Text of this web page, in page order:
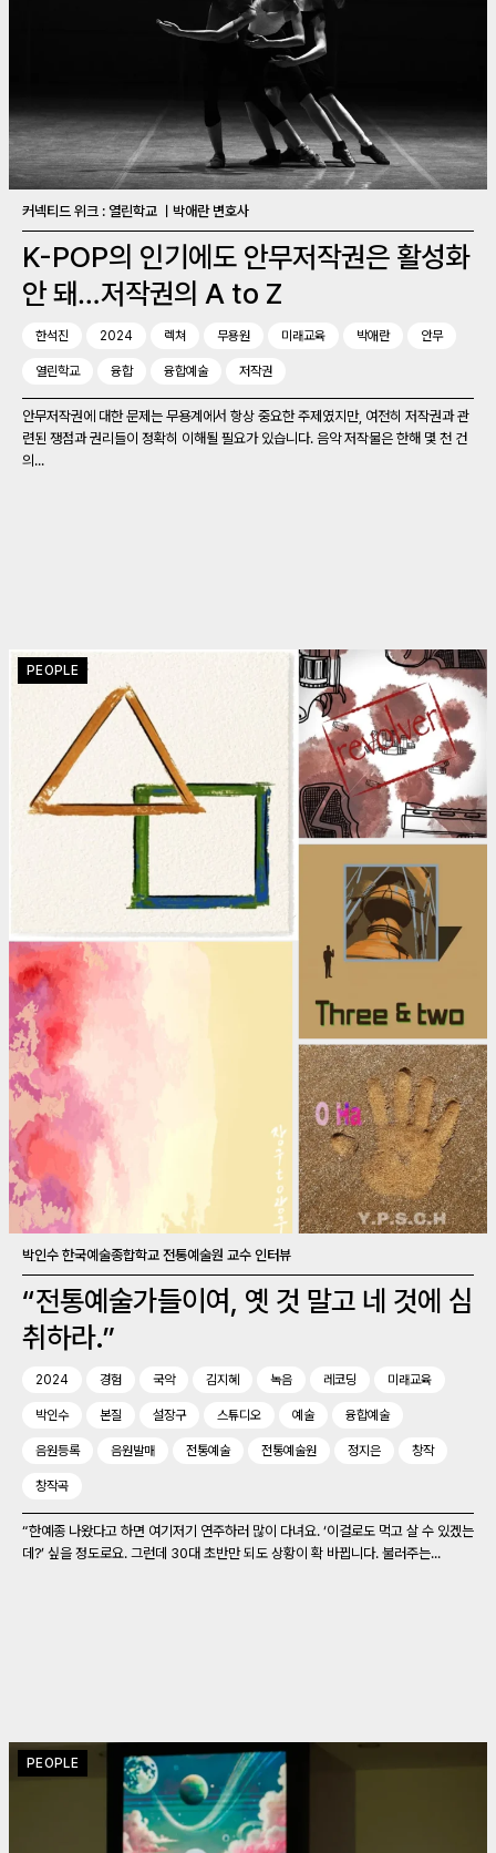
커넥티드 위크 : 열린학교 ㅣ박애란 변호사
K-POP의 인기에도 안무저작권은 활성화
안 돼…저작권의 A to Z
한석진 2024 렉쳐 무용원 미래교육 박애란 안무
열린학교 융합 융합예술 저작권
안무저작권에 대한 문제는 무용계에서 항상 중요한 주제였지만, 여전히 저작권과 관
련된 쟁점과 권리들이 정확히 이해될 필요가 있습니다. 음악 저작물은 한해 몇 천 건
의...
PEOPLE
박인수 한국예술종합학교 전통예술원 교수 인터뷰
“전통예술가들이여, 옛 것 말고 네 것에 심
취하라.”
2024 경험 국악 김지혜 녹음 레코딩 미래교육
박인수 본질 설장구 스튜디오 예술 융합예술
음원등록 음원발매 전통예술 전통예술원 정지은 창작
창작곡
“한예종 나왔다고 하면 여기저기 연주하러 많이 다녀요. ‘이걸로도 먹고 살 수 있겠는
데?’ 싶을 정도로요. 그런데 30대 초반만 되도 상황이 확 바뀝니다. 불러주는...
PEOPLE